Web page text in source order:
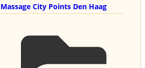
Massage City Points Den Haag